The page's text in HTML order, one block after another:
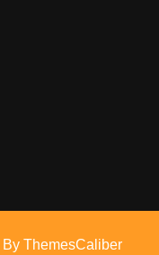
By ThemesCaliber